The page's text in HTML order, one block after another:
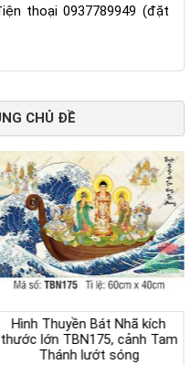
thoại 0937789949 (đặt
CHỦ ĐỀ
Hình Thuyền Bát Nhã kích
thước lớn TBN175, cảnh Tam
Thánh lướt sóng